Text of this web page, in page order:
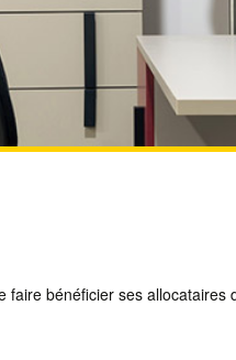
bénéficier ses allocataires